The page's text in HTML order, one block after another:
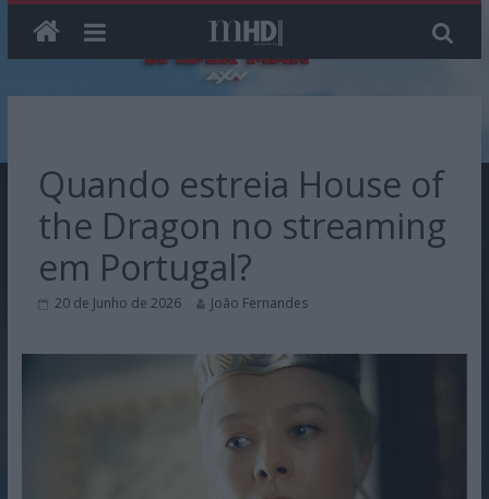
contentQuando estreia House of
the Dragon no streaming
em Portugal?
20 de Junho de 2026 João Fernandes